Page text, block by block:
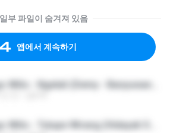
일부 파일이 숨겨져 있음
앱에서 계속하기